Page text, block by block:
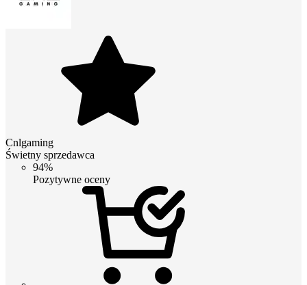
Cnlgaming
Świetny sprzedawca
94%
Pozytywne oceny